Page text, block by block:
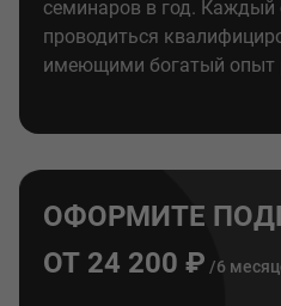
семинаров в год. Каждый
проводиться
имеющими богатый опыт
ОФОРМИТЕ
ОТ 24 200 ₽ /6